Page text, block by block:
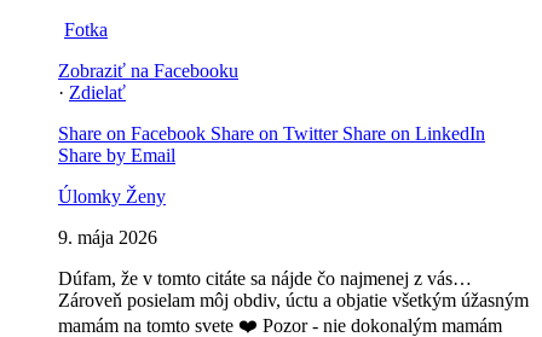
Fotka
Zobraziť na Facebooku
· Zdielať
Share on Facebook Share on Twitter Share on LinkedIn
Share by Email
Úlomky Ženy
9. mája 2026
Dúfam, že v tomto citáte sa nájde čo najmenej z vás…
Zároveň posielam môj obdiv, úctu a objatie všetkým úžasným
mamám na tomto svete ❤️ Pozor - nie dokonalým mamám